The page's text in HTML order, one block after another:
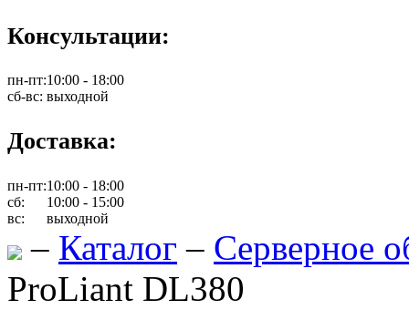
Консультации:
пн-пт:10:00 - 18:00
сб-вс: выходной
Доставка:
пн-пт:10:00 - 18:00
сб:
10:00 - 15:00
вс:
выходной
– Каталог – Серверное
ProLiant DL380